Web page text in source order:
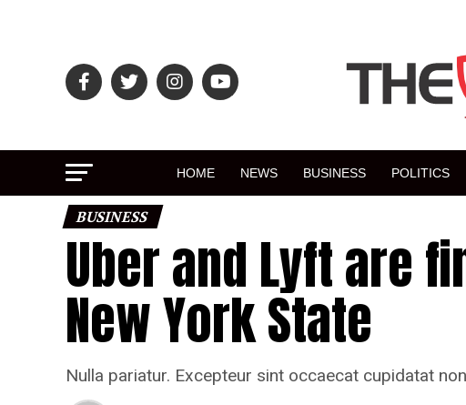
HOME NEWS BUSINESS POLITICS
BUSINESS
Uber and Lyft are
New York State
Nulla pariatur. Excepteur sint occaecat cupidatat